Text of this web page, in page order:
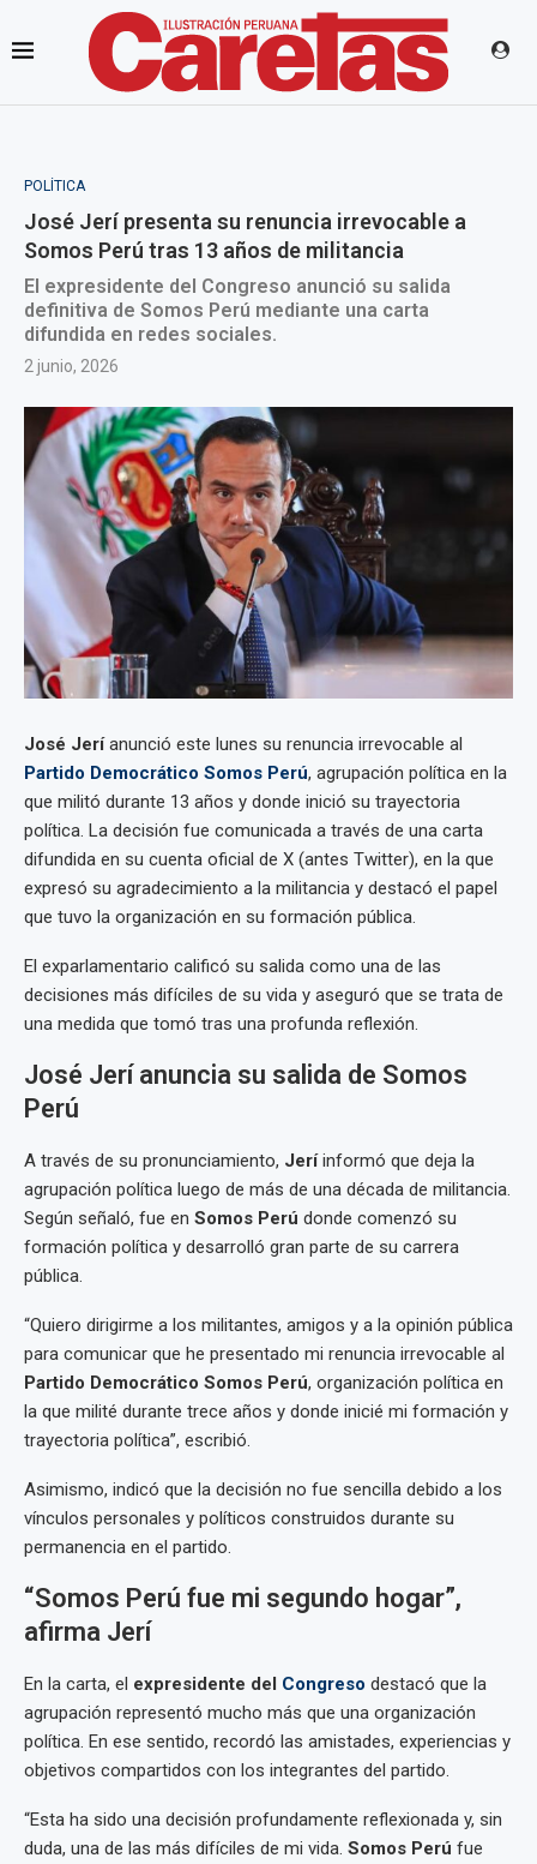
POLÍTICA
José Jerí presenta su renuncia irrevocable a
Somos Perú tras 13 años de militancia
El expresidente del Congreso anunció su salida
definitiva de Somos Perú mediante una carta
difundida en redes sociales.
2 junio, 2026
José Jeríanunció este lunes su renuncia irrevocable al
Partido Democrático Somos Perú, agrupación política en la
que militó durante 13 años y donde inició su trayectoria
política. La decisión fue comunicada a través de una carta
difundida en su cuenta oficial de X (antes Twitter), en la que
expresó su agradecimiento a la militancia y destacó el papel
que tuvo la organización en su formación pública.
El exparlamentario calificó su salida como una de las
decisiones más difíciles de su vida y aseguró que se trata de
una medida que tomó tras una profunda reflexión.
José Jerí anuncia su salida de Somos
Perú
A través de su pronunciamiento, Jeríinformó que deja la
agrupación política luego de más de una década de militancia.
Según señaló, fue en Somos Perú donde comenzó su
formación política y desarrolló gran parte de su carrera
pública.
“Quiero dirigirme a los militantes, amigos y a la opinión pública
para comunicar que he presentado mi renuncia irrevocable al
Partido Democrático Somos Perú, organización política en
la que milité durante trece años y donde inicié mi formación y
trayectoria política”, escribió.
Asimismo, indicó que la decisión no fue sencilla debido a los
vínculos personales y políticos construidos durante su
permanencia en el partido.
“Somos Perú fue mi segundo hogar”,
afirma Jerí
En la carta, el expresidente del Congreso destacó que la
agrupación representó mucho más que una organización
política. En ese sentido, recordó las amistades, experiencias y
objetivos compartidos con los integrantes del partido.
“Esta ha sido una decisión profundamente reflexionada y, sin
duda, una de las más difíciles de mi vida. Somos Perú fue